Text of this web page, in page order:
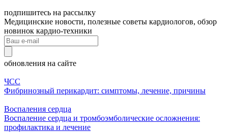
подпишитесь на рассылку
Медицинские новости, полезные советы кардиологов, обзор
новинок кардио-техники
обновления на сайте
ЧСС
Фибринозный перикардит: симптомы, лечение, причины
Воспаления сердца
Воспаление сердца и тромбоэмболические осложнения:
профилактика и лечение